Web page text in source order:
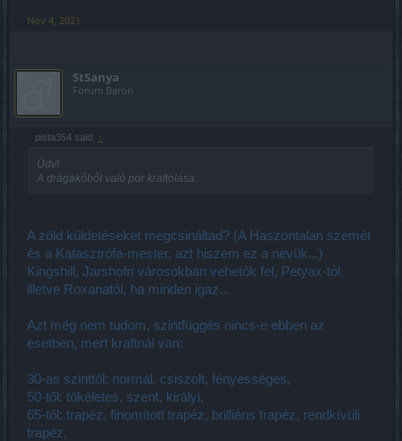
Nov 4, 2021
StSanya
Forum Baron
pista354 said: ↑
Üdv!
A drágakőből való por kraftolása.
A zöld küldetéseket megcsináltad? (A Haszontalan szemét
és a Katasztrófa-mester, azt hiszem ez a nevük...)
Kingshill, Jarshofn városokban vehetők fel, Petyax-tól,
illetve Roxanatól, ha minden igaz...
Azt még nem tudom, szintfüggés nincs-e ebben az
esetben, mert kraftnál van:
30-as szinttől: normál, csiszolt, fényességes,
50-től: tökéletes, szent, királyi,
65-től: trapéz, finomított trapéz, brilliáns trapéz, rendkívüli
trapéz,